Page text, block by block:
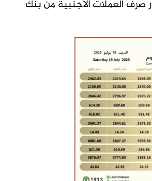
صرف العملات الأجنبية من بنك